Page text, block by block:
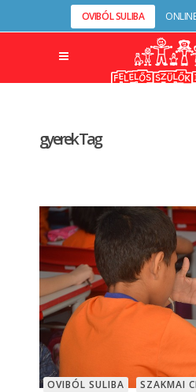
OVIBÓL SULIBA
gyerek Tag
OVIBÓL SULIBA SZAKMAI